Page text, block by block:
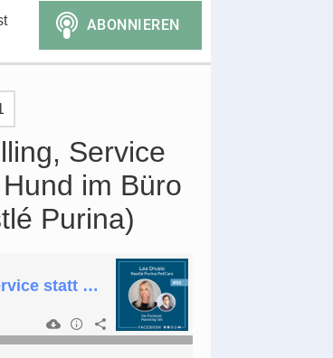
Service
im Büro
Purina)
Der Talk #52 – Storytelling, Service statt Tiernahrung & der Hund im Büro mit Lea Drusio (Nestlé Purina)